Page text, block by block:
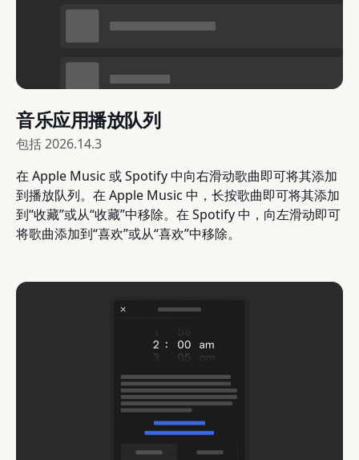
音乐应用播放队列
包括2026.14.3
在 Apple Music 或 Spotify 中向右滑动歌曲即可将其添加
到播放队列。在 Apple Music 中，长按歌曲即可将其添加
到“收藏”或从“收藏”中移除。在 Spotify 中，向左滑动即可
将歌曲添加到“喜欢”或从“喜欢”中移除。